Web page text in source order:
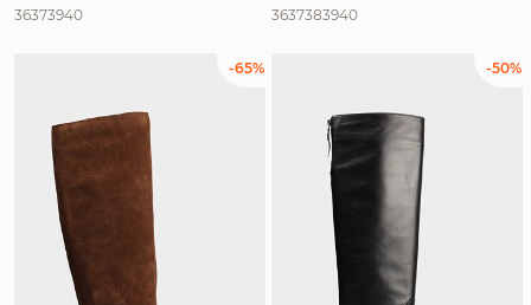
36373940 3637383940
-65% -50%